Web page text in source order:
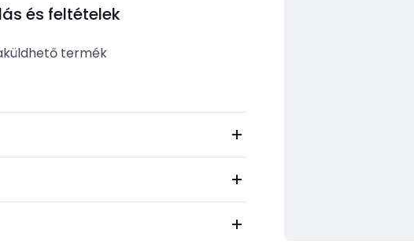
és feltételek
termék